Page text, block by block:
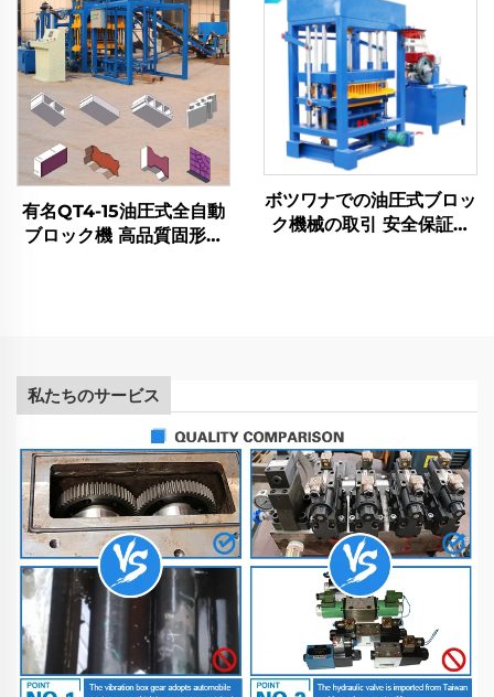
有名QT4-15油圧式全自動
ブロック機 高品質固形煉
ボツワナでの油圧式ブロッ
ク機械の取引 安全保証付
私たちのサービス